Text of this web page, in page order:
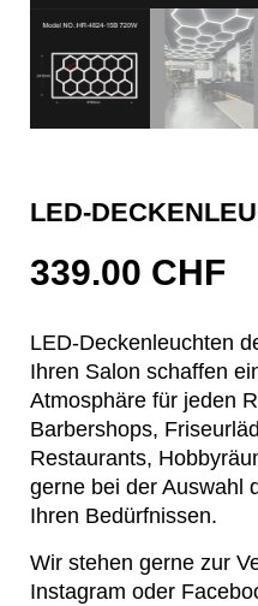
LED-
339.00 CHF
LED-Deckenleuchten
Ihren Salon schaffen
Atmosphäre für jeden
Barbershops,
Restaurants,
gerne bei der Auswahl
Ihren Bedürfnissen.
Wir stehen gerne zur
Instagram oder